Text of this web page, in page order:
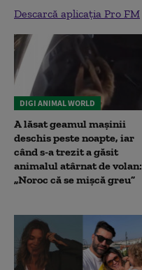
Descarcă aplicația Pro FM
DIGI ANIMAL WORLD
A lăsat geamul mașinii
deschis peste noapte, iar
când s-a trezit a găsit
animalul atârnat de volan:
„Noroc că se mișcă greu”